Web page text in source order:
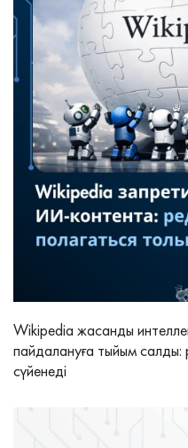
Wikipedia жасанды
пайдалануға тыйым
сүйенеді